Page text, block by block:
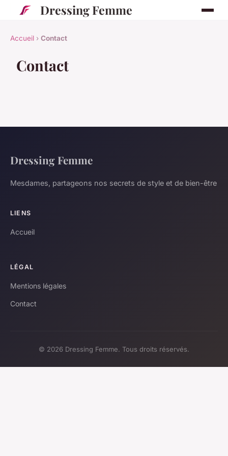
Dressing Femme
Accueil › Contact
Contact
Dressing Femme
Mesdames, partageons nos secrets de style et de bien-être
LIENS
Accueil
LÉGAL
Mentions légales
Contact
© 2026 Dressing Femme. Tous droits réservés.